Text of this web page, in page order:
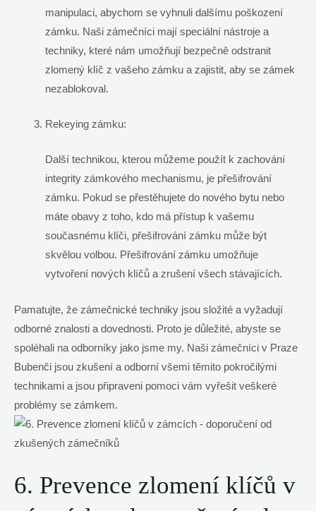
manipulaci, abychom se vyhnuli dalšímu poškození
zámku. Naši zámečníci mají speciální nástroje a
techniky, které nám umožňují bezpečně odstranit
zlomený klíč z vašeho zámku a zajistit, aby se zámek
nezablokoval.
Rekeying zámku:
Další technikou, kterou můžeme použít k zachování
integrity zámkového mechanismu, je přešifrování
zámku. Pokud se přestěhujete do nového bytu nebo
máte obavy z toho, kdo má přístup k vašemu
současnému klíči, přešifrování zámku může být
skvělou volbou. Přešifrování zámku umožňuje
vytvoření nových klíčů a zrušení všech stávajících.
Pamatujte, že zámečnické techniky jsou složité a vyžadují
odborné znalosti a dovednosti. Proto je důležité, abyste se
spoléhali na odborníky jako jsme my. Naši zámečníci v Praze
Bubenči jsou zkušení a odborní všemi těmito pokročilými
technikami a jsou připraveni pomoci vám vyřešit veškeré
problémy se zámkem.
6. Prevence zlomení klíčů v